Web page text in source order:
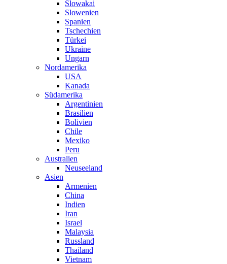
Slowakai
Slowenien
Spanien
Tschechien
Türkei
Ukraine
Ungarn
Nordamerika
USA
Kanada
Südamerika
Argentinien
Brasilien
Bolivien
Chile
Mexiko
Peru
Australien
Neuseeland
Asien
Armenien
China
Indien
Iran
Israel
Malaysia
Russland
Thailand
Vietnam